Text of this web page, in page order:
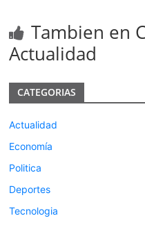
Tambien en
Actualidad
CATEGORIAS
Actualidad
Economía
Politica
Deportes
Tecnologia